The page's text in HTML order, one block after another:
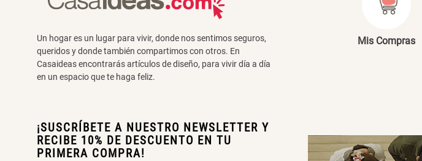
Un hogar es un lugar para vivir, donde nos sentimos seguros,
queridos y donde también compartimos con otros. En
Casaideas encontrarás artículos de diseño, para vivir día a día
en un espacio que te haga feliz.
¡SUSCRÍBETE A NUESTRO NEWSLETTER Y
RECIBE 10% DE DESCUENTO EN TU
PRIMERA COMPRA!
Mis Compras